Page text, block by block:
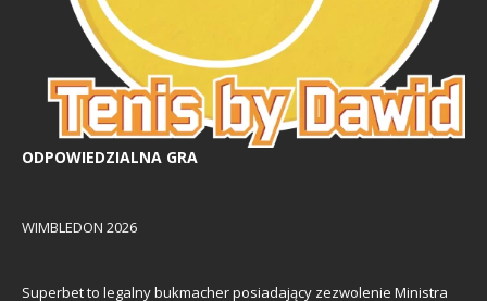
ODPOWIEDZIALNA GRA
WIMBLEDON 2026
Superbet to legalny bukmacher posiadający zezwolenie Ministra